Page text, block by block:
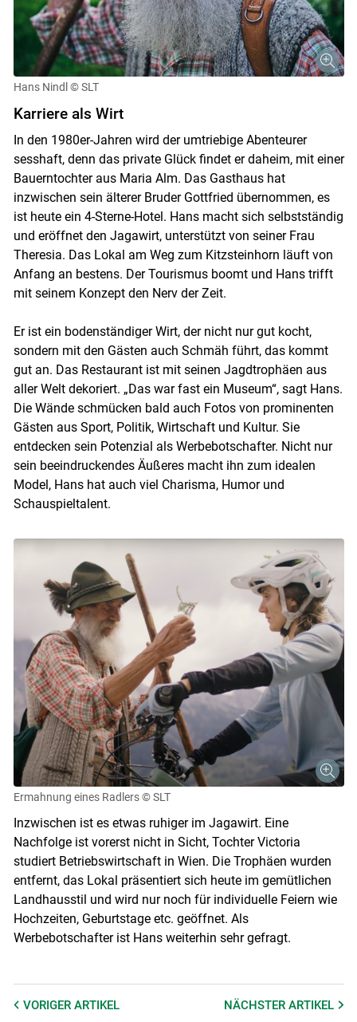
Hans Nindl © SLT
Karriere als Wirt
In den 1980er-Jahren wird der umtriebige Abenteurer
sesshaft, denn das private Glück findet er daheim, mit einer
Bauerntochter aus Maria Alm. Das Gasthaus hat
inzwischen sein älterer Bruder Gottfried übernommen, es
ist heute ein 4-Sterne-Hotel. Hans macht sich selbstständig
und eröffnet den Jagawirt, unterstützt von seiner Frau
Theresia. Das Lokal am Weg zum Kitzsteinhorn läuft von
Anfang an bestens. Der Tourismus boomt und Hans trifft
mit seinem Konzept den Nerv der Zeit.
Er ist ein bodenständiger Wirt, der nicht nur gut kocht,
sondern mit den Gästen auch Schmäh führt, das kommt
gut an. Das Restaurant ist mit seinen Jagdtrophäen aus
aller Welt dekoriert. „Das war fast ein Museum“, sagt Hans.
Die Wände schmücken bald auch Fotos von prominenten
Gästen aus Sport, Politik, Wirtschaft und Kultur. Sie
entdecken sein Potenzial als Werbebotschafter. Nicht nur
sein beeindruckendes Äußeres macht ihn zum idealen
Model, Hans hat auch viel Charisma, Humor und
Schauspieltalent.
Ermahnung eines Radlers © SLT
Inzwischen ist es etwas ruhiger im Jagawirt. Eine
Nachfolge ist vorerst nicht in Sicht, Tochter Victoria
studiert Betriebswirtschaft in Wien. Die Trophäen wurden
entfernt, das Lokal präsentiert sich heute im gemütlichen
Landhausstil und wird nur noch für individuelle Feiern wie
Hochzeiten, Geburtstage etc. geöffnet. Als
Werbebotschafter ist Hans weiterhin sehr gefragt.
VORIGER ARTIKEL NÄCHSTERARTIKEL